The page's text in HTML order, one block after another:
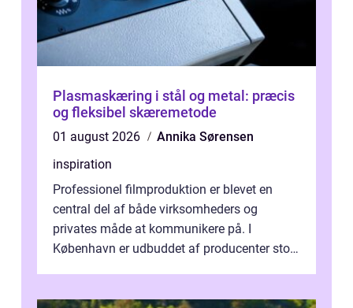
Plasmaskæring i stål og metal: præcis
og fleksibel skæremetode
01 august 2026
Annika Sørensen
inspiration
Professionel filmproduktion er blevet en
central del af både virksomheders og
privates måde at kommunikere på. I
København er udbuddet af producenter stort,